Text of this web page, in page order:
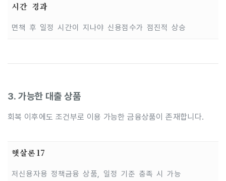
시간 경과
면책 후 일정 시간이 지나야 신용점수가 점진적 상승
3. 가능한 대출 상품
회복 이후에도 조건부로 이용 가능한 금융상품이 존재합니다.
햇살론17
저신용자용 정책금융 상품, 일정 기준 충족 시 가능